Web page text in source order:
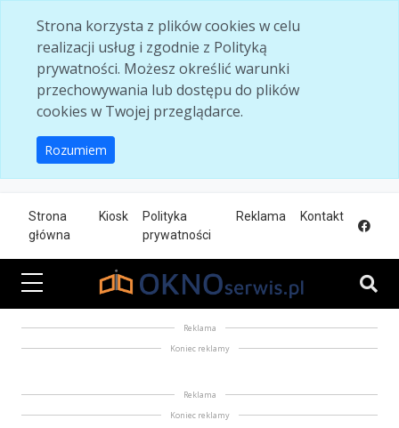
Strona korzysta z plików cookies w celu
realizacji usług i zgodnie z Polityką
prywatności. Możesz określić warunki
przechowywania lub dostępu do plików
cookies w Twojej przeglądarce.
Rozumiem
Strona
główna
Kiosk
Polityka
prywatności
Reklama Kontakt
Reklama
Koniec reklamy
Reklama
Koniec reklamy